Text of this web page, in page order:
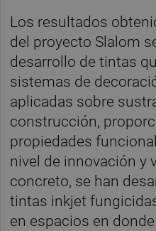
Los resultados
del proyecto Slalom
desarrollo de tintas
sistemas de
aplicadas sobre
construcción,
propiedades
nivel de innovación y
concreto, se han
tintas inkjet
en espacios en